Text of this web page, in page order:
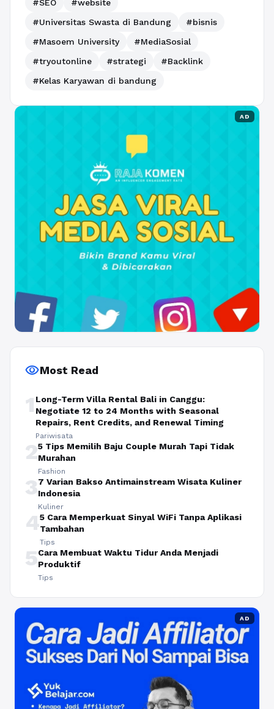
#SEO
#website
#Universitas Swasta di Bandung
#bisnis
#Masoem University
#MediaSosial
#tryoutonline
#strategi
#Backlink
#Kelas Karyawan di bandung
AD
visibilityMost Read
1 Long-Term Villa Rental Bali in Canggu:
Negotiate 12 to 24 Months with Seasonal
Repairs, Rent Credits, and Renewal Timing
Pariwisata
25 Tips Memilih Baju Couple Murah Tapi Tidak
Murahan
Fashion
37 Varian Bakso Antimainstream Wisata Kuliner
Indonesia
Kuliner
45 Cara Memperkuat Sinyal WiFi Tanpa Aplikasi
Tambahan
Tips
5Cara Membuat Waktu Tidur Anda Menjadi
Produktif
Tips
AD